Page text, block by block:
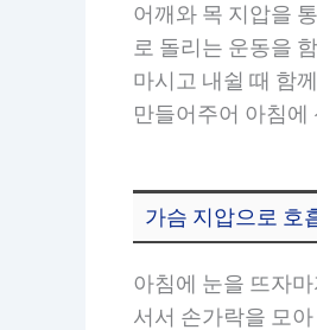
어깨와 목 지압을
로 돌리는 운동을
마시고 내쉴 때 함
만들어주어 아침에
가슴 지압으로 호
아침에 눈을 뜨자
서서 손가락을 모